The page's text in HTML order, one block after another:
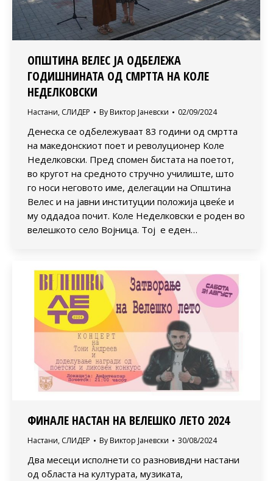
ОПШТИНА ВЕЛЕС ЈА ОДБЕЛЕЖА
ГОДИШНИНАТА ОД СМРТТА НА КОЛЕ
НЕДЕЛКОВСКИ
Настани, СЛИДЕР By Виктор Јаневски 02/09/2024
Денеска се одбележуваат 83 години од смртта
на македонскиот поет и револуционер Коле
Неделковски. Пред спомен бистата на поетот,
во кругот на средното стручно училиште, што
го носи неговото име, делегации на Општина
Велес и на јавни институции положија цвеќе и
му оддадоа почит. Коле Неделковски е роден во
велешкото село Војница. Тој е еден…
ФИНАЛЕ НАСТАН НА ВЕЛЕШКО ЛЕТО 2024
Настани, СЛИДЕР By Виктор Јаневски 30/08/2024
Два месеци исполнети со разновивдни настани
од областа на културата, музиката,